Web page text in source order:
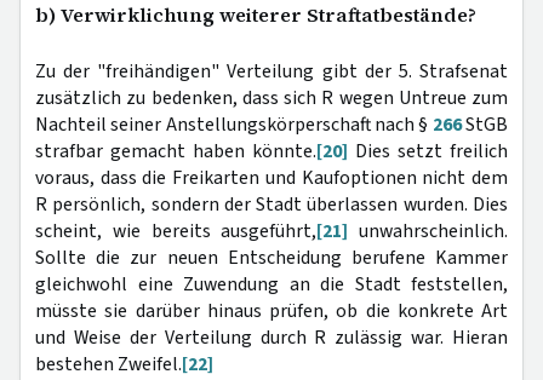
b) Verwirklichung weiterer Straftatbestände?
Zu der "freihändigen" Verteilung gibt der 5. Strafsenat
zusätzlich zu bedenken, dass sich R wegen Untreue zum
Nachteil seiner Anstellungskörperschaft nach § 266StGB
strafbar gemacht haben könnte.[20] Dies setzt freilich
voraus, dass die Freikarten und Kaufoptionen nicht dem
R persönlich, sondern der Stadt überlassen wurden. Dies
scheint, wie bereits ausgeführt,[21] unwahrscheinlich.
Sollte die zur neuen Entscheidung berufene Kammer
gleichwohl eine Zuwendung an die Stadt feststellen,
müsste sie darüber hinaus prüfen, ob die konkrete Art
und Weise der Verteilung durch R zulässig war. Hieran
bestehen Zweifel.[22]